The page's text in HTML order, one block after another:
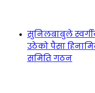
सुनिलबाबुले
उठेको पैसा
समिति गठन